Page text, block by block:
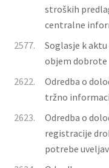
stroških
centralne
2577.
Soglasje k
objem dobrote
2622.
Odredba o
tržno
2623.
Odredba o
registracije
potrebe